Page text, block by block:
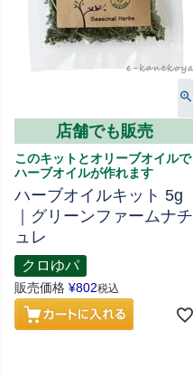
店舗でも販売
このキットとオリーブオイルで
ハーブオイルが作れます
ハーブオイルキット 5g
｜グリーンファームナチ
ュレ
クロゆパ
販売価格 ¥802税込